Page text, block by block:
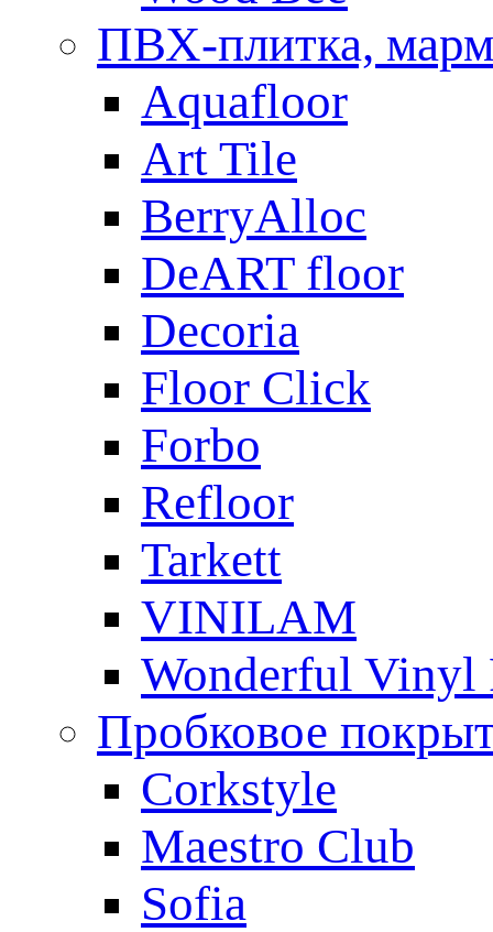
ПВХ-плитка,
Aquafloor
Art Tile
BerryAlloc
DeART floor
Decoria
Floor Click
Forbo
Refloor
Tarkett
VINILAM
Wonderful Vinyl
Пробковое
Corkstyle
Maestro Club
Sofia